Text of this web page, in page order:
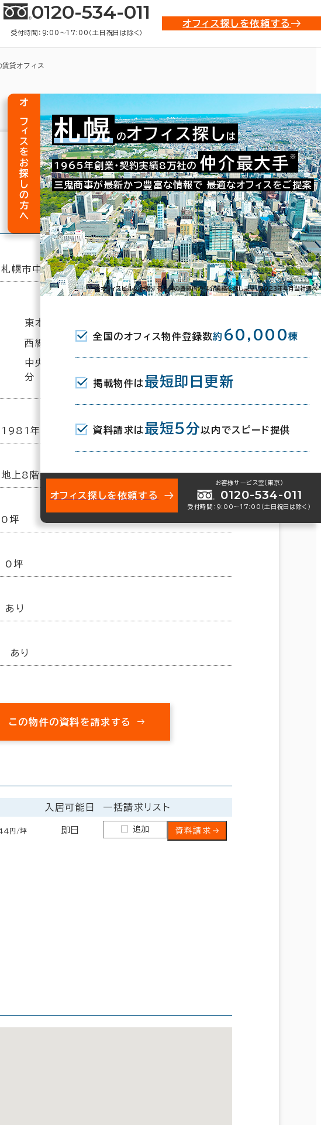
0120-534-011
受付時間：9:00〜17:00（土日祝日は除く）
オフィス探しを依頼する
賃貸オフィス
お問い合わせ番号：001-01062
札幌市中央区南6条西10-1025
東本願寺前駅(市電山鼻線) 8分
西線６条駅(市電山鼻線) 出入口 9分
中央区役所前駅(市電山鼻線) 外回り出口 10
分
1981年11月
地上8階建
0坪
0坪
あり
あり
この物件の資料を請求する
入居可能日 一括請求リスト
円/坪 即日 追加 資料請求
オフィスをお探しの方へ 札幌 のオフィス探し は
1965年創業・契約実績8万社の 仲介最大手 ※
三鬼商事が最新かつ豊富な情報で 最適なオフィスをご提案
※オフィスビルに付帯する一連の賃貸借の仲介業務を指します。2023年4月当社調べ
全国のオフィス物件登録数約 60,000棟
掲載物件は 最短即日更新
資料請求は 最短5分 以内でスピード提供
オフィス探しを依頼する
お客様サービス室（東京）
0120-534-011
受付時間：9:00〜17:00（土日祝日は除く）